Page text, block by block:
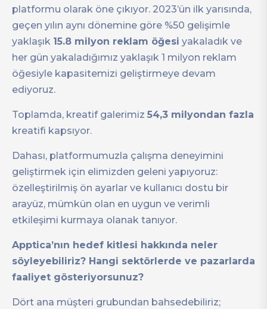
platformu olarak öne çıkıyor. 2023’ün ilk yarısında,
geçen yılın aynı dönemine göre %50 gelişimle
yaklaşık 15.8 milyon reklam öğesi yakaladık ve
her gün yakaladığımız yaklaşık 1 milyon reklam
öğesiyle kapasitemizi geliştirmeye devam
ediyoruz.
Toplamda, kreatif galerimiz 54,3 milyondan fazla
kreatifi kapsıyor.
Dahası, platformumuzla çalışma deneyimini
geliştirmek için elimizden geleni yapıyoruz:
özelleştirilmiş ön ayarlar ve kullanıcı dostu bir
arayüz, mümkün olan en uygun ve verimli
etkileşimi kurmaya olanak tanıyor.
Apptica’nın hedef kitlesi hakkında neler
söyleyebiliriz? Hangi sektörlerde ve pazarlarda
faaliyet gösteriyorsunuz?
Dört ana müşteri grubundan bahsedebiliriz;